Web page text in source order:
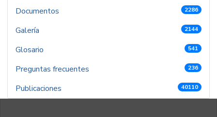
Documentos 2286
Galería 2144
Glosario 541
Preguntas frecuentes 236
Publicaciones 40110